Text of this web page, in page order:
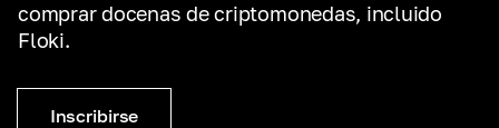
comprar docenas de criptomonedas, incluido
Floki.
Inscribirse